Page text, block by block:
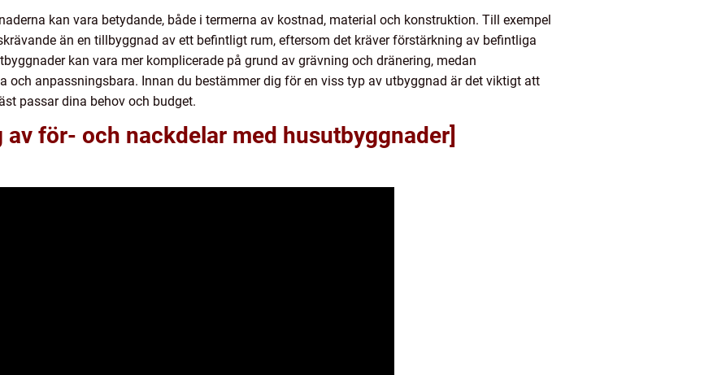
kan vara betydande, både i termerna av kostnad, material och konstruktion. Till exempel
än en tillbyggnad av ett befintligt rum, eftersom det kräver förstärkning av befintliga
kan vara mer komplicerade på grund av grävning och dränering, medan
och anpassningsbara. Innan du bestämmer dig för en viss typ av utbyggnad är det viktigt att
passar dina behov och budget.
av för- och nackdelar med husutbyggnader]